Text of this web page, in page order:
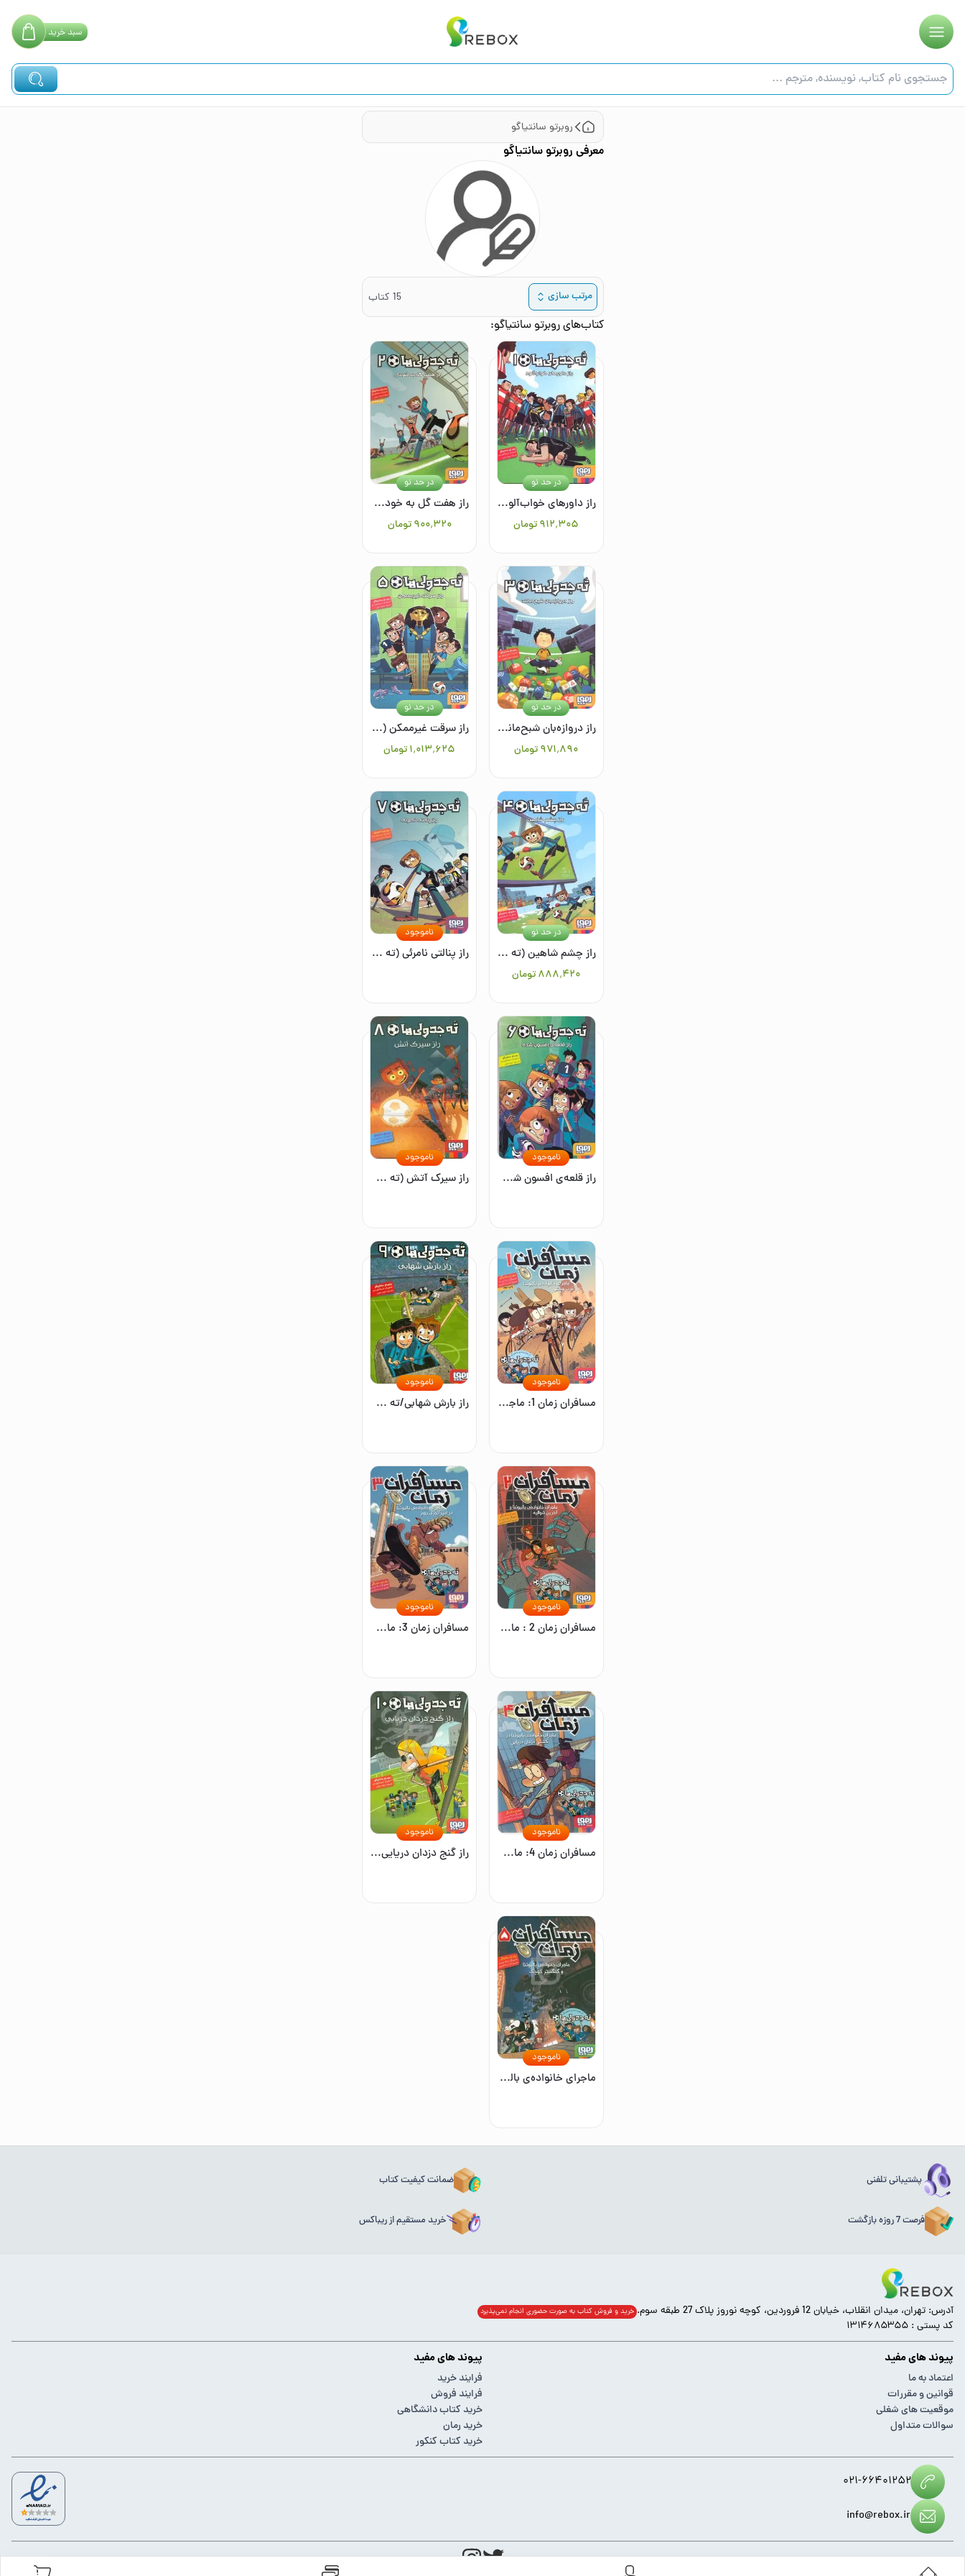
سبدخرید
روبرتو سانتیاگو
معرفی روبرتو سانتیاگو
مرتب سازی 15 کتاب
کتاب‌هایروبرتو سانتیاگو:
راز داورهای خواب‌آلود(ته جدولی ها1)
۹۱۲٬۳۰۵تومان
در حد نو
راز هفت گل به خودی (ته جدولی ها2)
۹۰۰٬۳۲۰ تومان
در حد نو
راز دروازه‌بان شبح‌مانند (ته جدولی ها 3 )
۹۷۱٬۸۹۰تومان
در حد نو
راز سرقت غیرممکن (ته جدولی ها 5)
۱٬۰۱۳٬۶۲۵تومان
در حد نو
راز چشم شاهین (ته جدولی ها 4)
۸۸۸٬۴۲۰تومان
در حد نو
راز پنالتی نامرئی (ته جدولی ها 7)
ناموجود
راز قلعه‌ی افسون شده (ته جدولی ها 6)
ناموجود
راز سیرک آتش (ته جدولی ها 8 )
ناموجود
مسافران زمان 1: ماجرای خانواده‌ی بالبوئنا در غرب وحشی
ناموجود
راز بارش شهابی/ته جدولی ها9
ناموجود
مسافران زمان 2 : ماجرای خانواده‌ی بالبوئنا و آخرین شوالیه
ناموجود
مسافران زمان 3: ماجرای خانواده‌ی بالبوئنا در امپراطوری روم
ناموجود
مسافران زمان 4: ماجرای خانواده‌ی بالبوئنا در کشتی دزدان دریایی
ناموجود
راز گنج دزدان دریایی/ته جدولی ها 10
ناموجود
ماجرای خانواده‌ی بالبوئنا و گنگستر کوچک
ناموجود
پشتیبانی تلفنی ضمانت کیفیت کتاب
فرصت 7 روزه بازگشت خرید مستقیم از ریباکس
آدرس: تهران، میدان انقلاب، خیابان 12 فروردین، کوچه نوروز پلاک 27 طبقه سوم. خرید و فروش کتاب به صورت حضوری انجام‌ نمی‌پذیرد
کد پستی : ۱۳۱۴۶۸۵۳۵۵
پیوند های مفید
اعتماد به ما
قوانین و مقررات
موقعیت های شغلی
سوالات متداول
پیوند های مفید
فرایند خرید
فرایند فروش
خرید کتاب دانشگاهی
خرید رمان
خرید کتاب کنکور
۰۲۱-۶۶۴۰۱۲۵۲
info@rebox.ir